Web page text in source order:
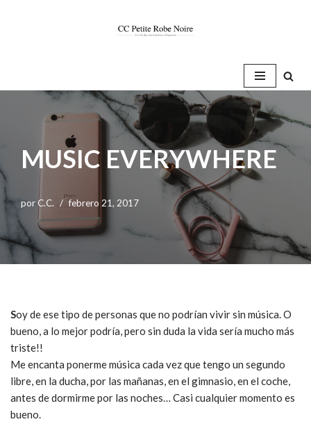
MUSIC EVERYWHERE
porC.C. febrero 21, 2017
Soy de ese tipo de personas que no podrían vivir sin música. O
bueno, a lo mejor podría, pero sin duda la vida sería mucho más
triste!!
Me encanta ponerme música cada vez que tengo un segundo
libre, en la ducha, por las mañanas, en el gimnasio, en el coche,
antes de dormirme por las noches… Casi cualquier momento es
bueno.